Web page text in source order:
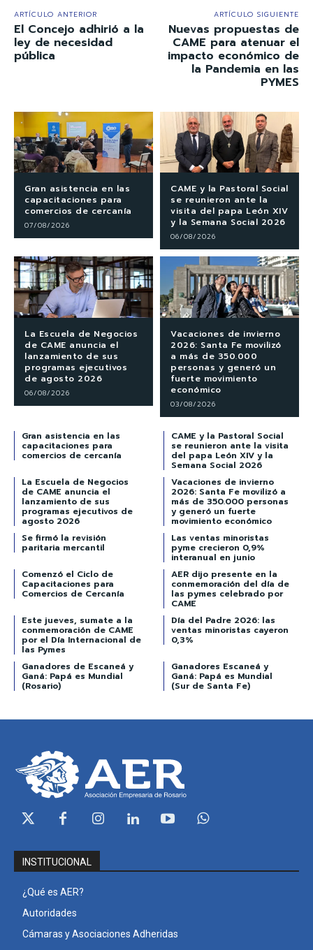
ARTÍCULO ANTERIOR
El Concejo adhirió a la
ley de necesidad
pública
ARTÍCULO SIGUIENTE
Nuevas propuestas de
CAME para atenuar el
impacto económico de
la Pandemia en las
PYMES
Gran asistencia en las
capacitaciones para
comercios de cercanía
07/08/2026
CAME y la Pastoral Social
se reunieron ante la
visita del papa León XIV
y la Semana Social 2026
06/08/2026
La Escuela de Negocios
de CAME anuncia el
lanzamiento de sus
programas ejecutivos
de agosto 2026
06/08/2026
Vacaciones de invierno
2026: Santa Fe movilizó
a más de 350.000
personas y generó un
fuerte movimiento
económico
03/08/2026
Gran asistencia en las
capacitaciones para
comercios de cercanía
CAME y la Pastoral Social
se reunieron ante la visita
del papa León XIV y la
Semana Social 2026
La Escuela de Negocios
de CAME anuncia el
lanzamiento de sus
programas ejecutivos de
agosto 2026
Vacaciones de invierno
2026: Santa Fe movilizó a
más de 350.000 personas
y generó un fuerte
movimiento económico
Se firmó la revisión
paritaria mercantil
Las ventas minoristas
pyme crecieron 0,9%
interanual en junio
Comenzó el Ciclo de
Capacitaciones para
Comercios de Cercanía
AER dijo presente en la
conmemoración del día de
las pymes celebrado por
CAME
Este jueves, sumate a la
conmemoración de CAME
por el Día Internacional de
las Pymes
Día del Padre 2026: las
ventas minoristas cayeron
0,3%
Ganadores de Escaneá y
Ganá: Papá es Mundial
(Rosario)
Ganadores Escaneá y
Ganá: Papá es Mundial
(Sur de Santa Fe)
INSTITUCIONAL
¿Qué es AER?
Autoridades
Cámaras y Asociaciones Adheridas